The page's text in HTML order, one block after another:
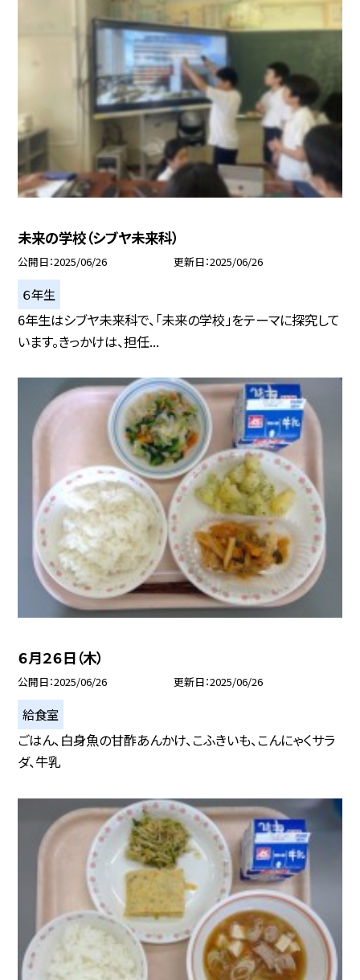
未来の学校（シブヤ未来科）
公開日 2025/06/26 更新日 2025/06/26
６年生
6年生はシブヤ未来科で、「未来の学校」をテーマに探究して
います。きっかけは、担任...
６月２６日（木）
公開日 2025/06/26 更新日 2025/06/26
給食室
ごはん、白身魚の甘酢あんかけ、こふきいも、こんにゃくサラ
ダ、牛乳